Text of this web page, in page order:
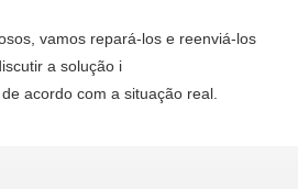
vamos repará-los e reenviá-los
a solução i
acordo com a situação real.